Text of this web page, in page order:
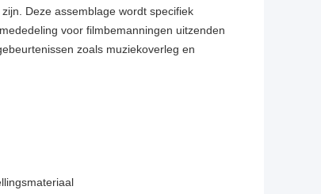
Deze assemblage wordt specifiek
voor filmbemanningen uitzenden
zoals muziekoverleg en